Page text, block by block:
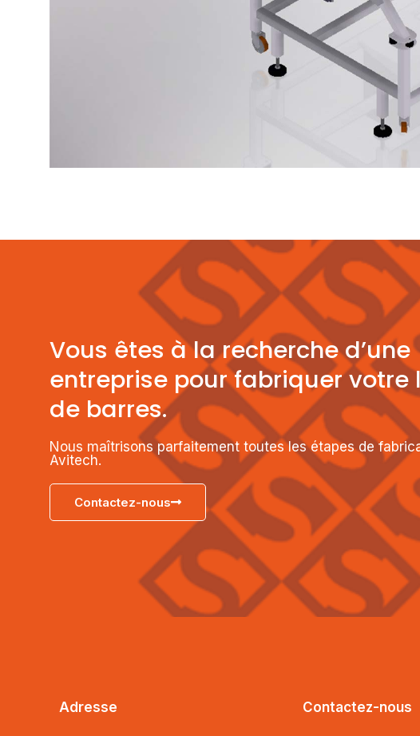
Vous êtes à la recherche d’une
entreprise pour fabriquer votre
de barres.
Nous maîtrisons parfaitement toutes les étapes de
Avitech.
Contactez-nous
Adresse Contactez-nous